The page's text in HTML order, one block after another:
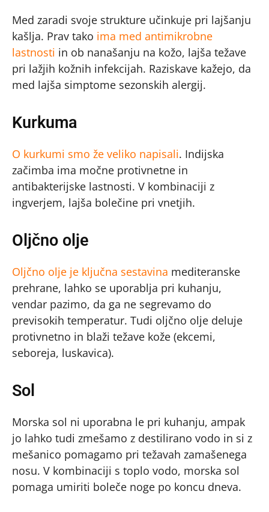
Med zaradi svoje strukture učinkuje pri lajšanju
kašlja. Prav tako ima med antimikrobne
lastnosti in ob nanašanju na kožo, lajša težave
pri lažjih kožnih infekcijah. Raziskave kažejo, da
med lajša simptome sezonskih alergij.
Kurkuma
O kurkumi smo že veliko napisali. Indijska
začimba ima močne protivnetne in
antibakterijske lastnosti. V kombinaciji z
ingverjem, lajša bolečine pri vnetjih.
Oljčno olje
Oljčno olje je ključna sestavina mediteranske
prehrane, lahko se uporablja pri kuhanju,
vendar pazimo, da ga ne segrevamo do
previsokih temperatur. Tudi oljčno olje deluje
protivnetno in blaži težave kože (ekcemi,
seboreja, luskavica).
Sol
Morska sol ni uporabna le pri kuhanju, ampak
jo lahko tudi zmešamo z destilirano vodo in si z
mešanico pomagamo pri težavah zamašenega
nosu. V kombinaciji s toplo vodo, morska sol
pomaga umiriti boleče noge po koncu dneva.